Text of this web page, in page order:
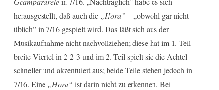
herausgestellt, daß auch die „Hora” – „obwohl gar nicht
üblich” in 7/16 gespielt wird. Das läßt sich aus der
Musikaufnahme nicht nachvollziehen; diese hat im 1. Teil
breite Viertel in 2-2-3 und im 2. Teil spielt sie die Achtel
schneller und akzentuiert aus; beide Teile stehen jedoch in
7/16. Eine „Hora“ ist darin nicht zu erkennen. Bei